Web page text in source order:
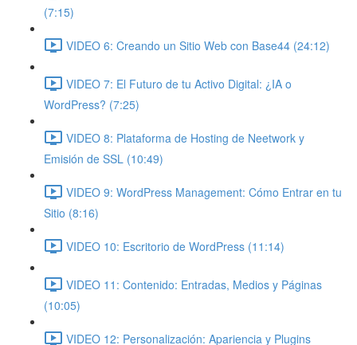
(7:15)
VIDEO 6: Creando un Sitio Web con Base44 (24:12)
VIDEO 7: El Futuro de tu Activo Digital: ¿IA o
WordPress? (7:25)
VIDEO 8: Plataforma de Hosting de Neetwork y
Emisión de SSL (10:49)
VIDEO 9: WordPress Management: Cómo Entrar en tu
Sitio (8:16)
VIDEO 10: Escritorio de WordPress (11:14)
VIDEO 11: Contenido: Entradas, Medios y Páginas
(10:05)
VIDEO 12: Personalización: Apariencia y Plugins